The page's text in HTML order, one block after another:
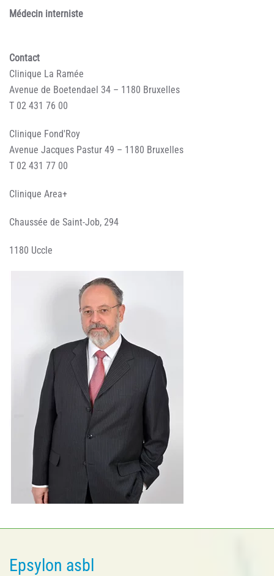
Médecin interniste
Contact
Clinique La Ramée
Avenue de Boetendael 34 – 1180 Bruxelles
T 02 431 76 00
Clinique Fond'Roy
Avenue Jacques Pastur 49 – 1180 Bruxelles
T 02 431 77 00
Clinique Area+
Chaussée de Saint-Job, 294
1180 Uccle
Epsylon asbl